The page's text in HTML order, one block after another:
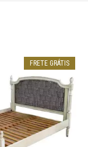
FRETE GRÁTIS